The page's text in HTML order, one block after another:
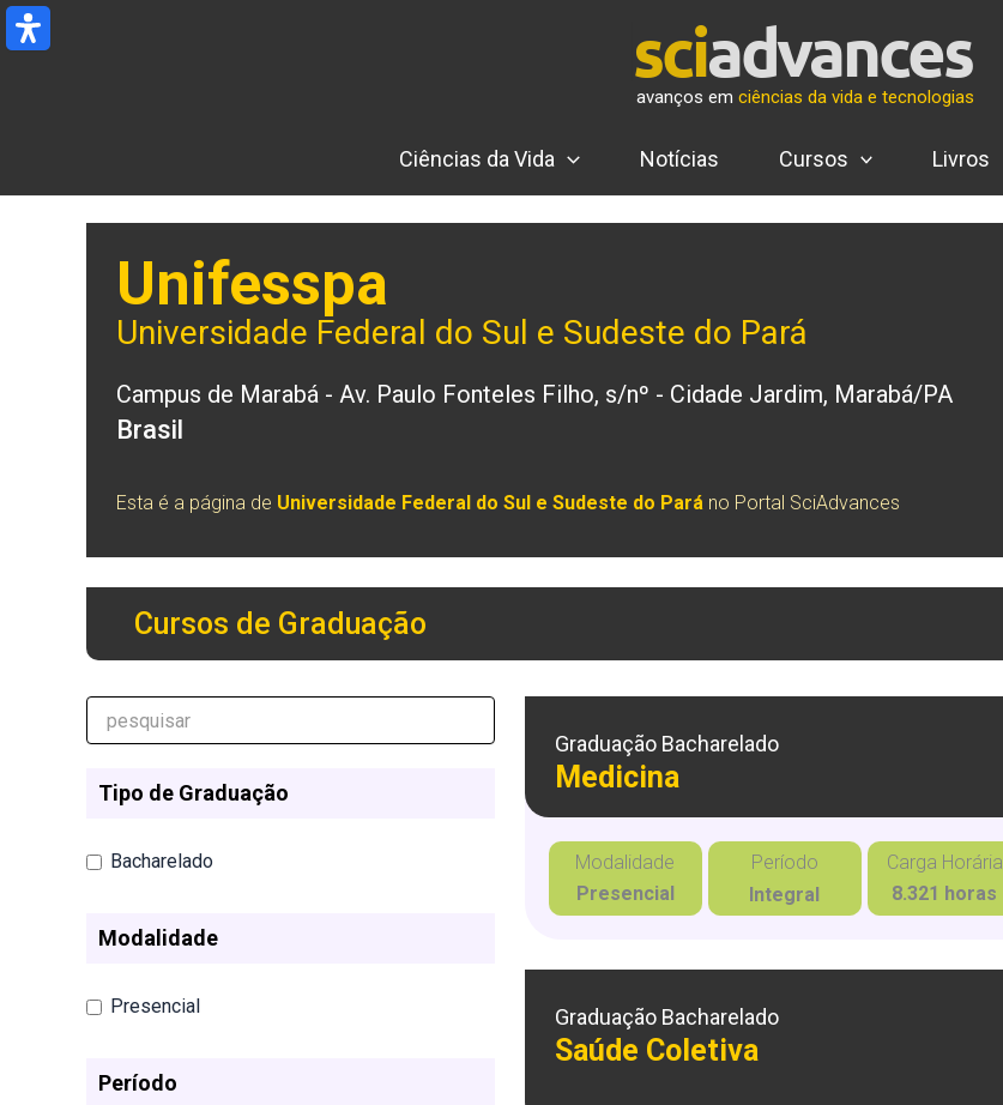
Ir
para
avanços em ciências da vida e tecnologias
Ciências da Vida Notícias Cursos Livros
Unifesspa
Universidade Federal do Sul e Sudeste do Pará
Campus de Marabá - Av. Paulo Fonteles Filho, s/nº - Cidade Jardim, Marabá/PA
Brasil
Esta é a página de Universidade Federal do Sul e Sudeste do Pará no Portal SciAdvances
Cursos de Graduação
Tipo de Graduação
Bacharelado
Modalidade
Presencial
Período
Graduação Bacharelado
Medicina
Modalidade
Presencial
Período
Integral
Carga Horária
8.321 horas
Graduação Bacharelado
Saúde Coletiva